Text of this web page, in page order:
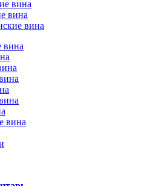
вина
вина
вина
вина
вина